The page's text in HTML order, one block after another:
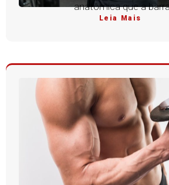
anatômica que a
Leia Mais